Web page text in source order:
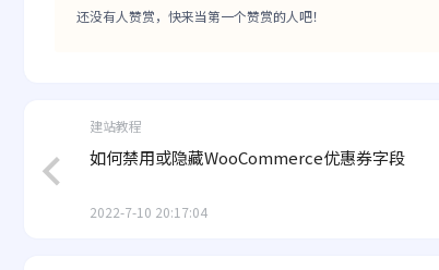
还没有人赞赏，快来当第一个赞赏的人吧！
建站教程
如何禁用或隐藏WooCommerce优惠券字段
2022-7-10 20:17:04